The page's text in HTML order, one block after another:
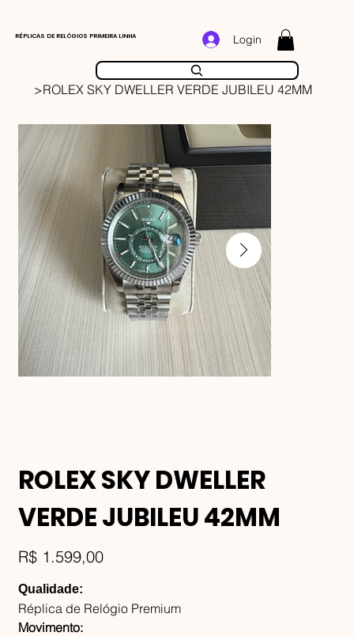
RÉPLICAS DE RELÓGIOS PRIMEIRA LINHA Login
>ROLEX SKY DWELLER VERDE JUBILEU 42MM
ROLEX SKY DWELLER
VERDE JUBILEU 42MM
Preço
R$ 1.599,00
Qualidade:
Réplica de Relógio Premium
Movimento: